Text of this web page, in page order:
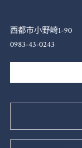
西都市小野崎1-90
0983-43-0243